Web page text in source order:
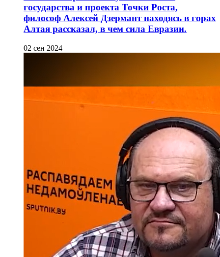
государства и проекта Точки Роста,
философ Алексей Дзермант находясь в горах
Алтая рассказал, в чем сила Евразии.
02 сен 2024